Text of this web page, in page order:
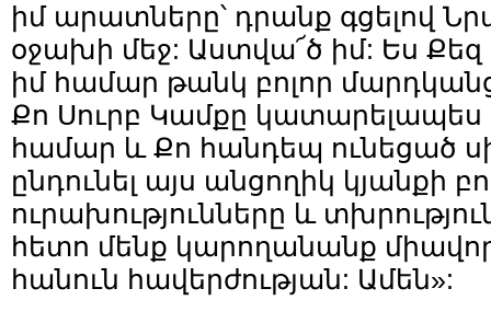
իմ արատները՝ դրանք գցելով
օջախի մեջ: Աստվա՜ծ իմ: Ես Քեզ
իմ համար թանկ բոլոր
Քո Սուրբ Կամքը կատարելապես
համար և Քո հանդեպ ունեցած
ընդունել այս անցողիկ կյանքի
ուրախությունները և
հետո մենք կարողանանք
հանուն հավերժության: Ամեն»: